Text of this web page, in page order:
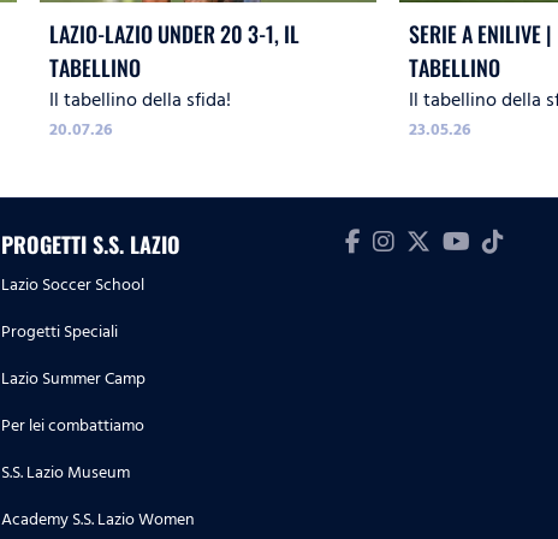
LAZIO-LAZIO UNDER 20 3-1, IL
TABELLINO
Il tabellino della sfida!
20.07.26
SERIE A ENILIVE
TABELLINO
Il tabellino della
23.05.26
PROGETTI S.S. LAZIO
Lazio Soccer School
Progetti Speciali
Lazio Summer Camp
Per lei combattiamo
S.S. Lazio Museum
Academy S.S. Lazio Women